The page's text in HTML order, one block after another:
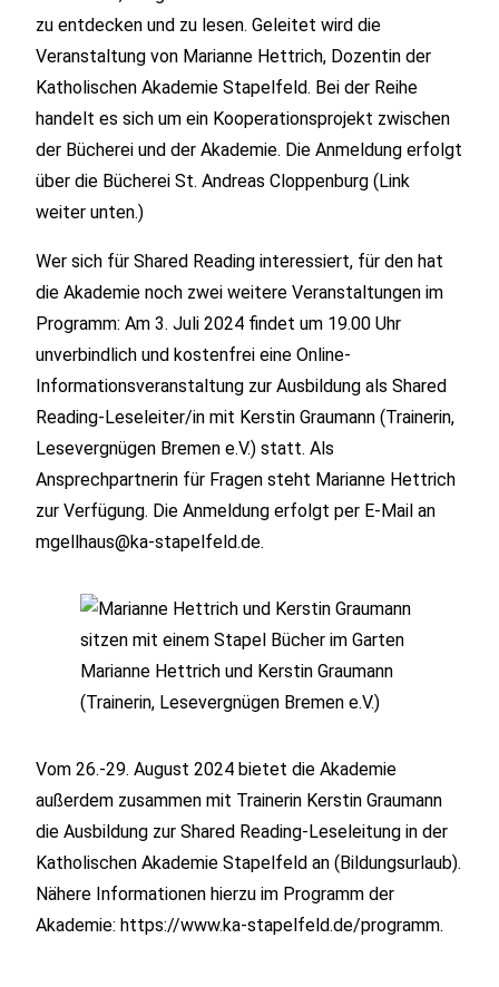
zu entdecken und zu lesen. Geleitet wird die
Veranstaltung von Marianne Hettrich, Dozentin der
Katholischen Akademie Stapelfeld. Bei der Reihe
handelt es sich um ein Kooperationsprojekt zwischen
der Bücherei und der Akademie. Die Anmeldung erfolgt
über die Bücherei St. Andreas Cloppenburg (Link
weiter unten.)
Wer sich für Shared Reading interessiert, für den hat
die Akademie noch zwei weitere Veranstaltungen im
Programm: Am 3. Juli 2024 findet um 19.00 Uhr
unverbindlich und kostenfrei eine Online-
Informationsveranstaltung zur Ausbildung als Shared
Reading-Leseleiter/in mit Kerstin Graumann (Trainerin,
Lesevergnügen Bremen e.V.) statt. Als
Ansprechpartnerin für Fragen steht Marianne Hettrich
zur Verfügung. Die Anmeldung erfolgt per E-Mail an
mgellhaus@ka-stapelfeld.de.
Marianne Hettrich und Kerstin Graumann
(Trainerin, Lesevergnügen Bremen e.V.)
Vom 26.-29. August 2024 bietet die Akademie
außerdem zusammen mit Trainerin Kerstin Graumann
die Ausbildung zur Shared Reading-Leseleitung in der
Katholischen Akademie Stapelfeld an (Bildungsurlaub).
Nähere Informationen hierzu im Programm der
Akademie: https://www.ka-stapelfeld.de/programm.